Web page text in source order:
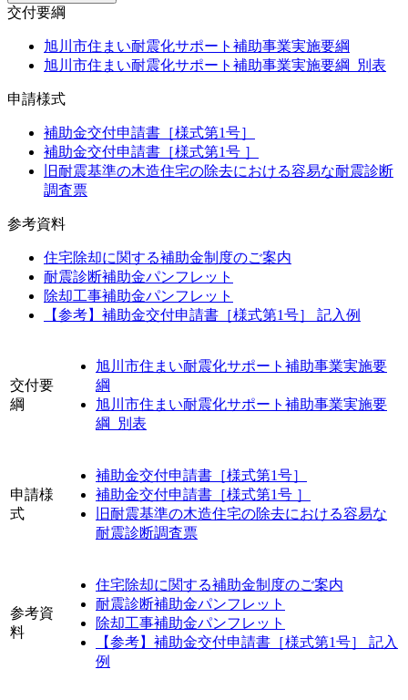
交付要綱
旭川市住まい耐震化サポート補助事業実施要綱
旭川市住まい耐震化サポート補助事業実施要綱_別表
申請様式
補助金交付申請書［様式第1号］
補助金交付申請書［様式第1号 ］
旧耐震基準の木造住宅の除去における容易な耐震診断
調査票
参考資料
住宅除却に関する補助金制度のご案内
耐震診断補助金パンフレット
除却工事補助金パンフレット
【参考】補助金交付申請書［様式第1号］ 記入例
交付要
綱
旭川市住まい耐震化サポート補助事業実施要
綱
旭川市住まい耐震化サポート補助事業実施要
綱_別表
申請様
式
補助金交付申請書［様式第1号］
補助金交付申請書［様式第1号 ］
旧耐震基準の木造住宅の除去における容易な
耐震診断調査票
参考資
料
住宅除却に関する補助金制度のご案内
耐震診断補助金パンフレット
除却工事補助金パンフレット
【参考】補助金交付申請書［様式第1号］ 記入
例